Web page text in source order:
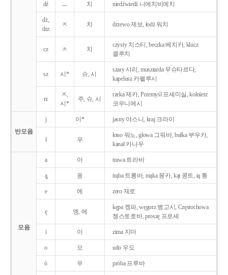
dź ㅡ 치 niedźwiedź 니에치비에치
dż,
drz
ㅈ 치 drzewo 제보, łodż 워치
cz ㅊ 치
czysty 치스티, beczka 베치카, klucz
클루치
sz 시* 슈, 시
szary 샤리, musztarda 무슈타르다,
kapelusz 카펠루시
rz
ㅈ,
시*
주, 슈, 시
rzeka 제카, Przemyśl 프셰미실, kołnierz
코우니에시
반모음
j 이* jasny 야스니, kraj 크라이
ł 우
łono 워노, głowa 그워바, bułka 부우카,
kanał 카나우
모음
a 아 trawa 트라바
ą̨ 옹 trąba 트롱바, mąka 몽카, kąt 콩트, tą 통
e 에 zero 제로
ę 엥, 에
kępa 켕파, węgorz 벵고시, Częstochowa
쳉스토호바, proszę 프로셰
i 이 zima 지마
o 오 udo 우도
ó 우 próba 프루바